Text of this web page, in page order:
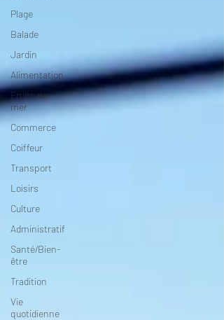
Plage
Balade
Jardin
Alimentation
Fruits de
mer
Commerce
Coiffeur
Transport
Loisirs
Culture
Administratif
Santé/Bien-
être
Tradition
Vie
quotidienne